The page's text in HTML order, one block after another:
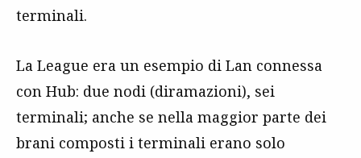
terminali.
La League era un esempio di Lan connessa
con Hub: due nodi (diramazioni), sei
terminali; anche se nella maggior parte dei
brani composti i terminali erano solo